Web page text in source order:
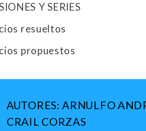
Y SERIES
resueltos
propuestos
AUTORES: ARNULFO
CRAIL CORZAS